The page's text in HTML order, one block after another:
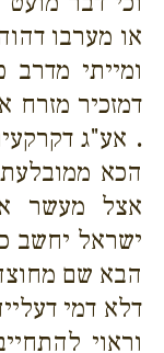
או מערבו
ומייתי
דמזכיר מזרח
. אע"ג
הכא
אצל מעשר
ישראל יחשב
הבא שם
דלא דמי
וראוי